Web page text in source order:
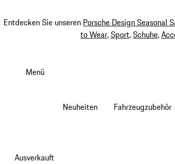
Entdecken Sie unseren Porsche Design Seasonal
to Wear,Sport,Schuhe,
Hauptinhalt
Menü
Neuheiten Fahrzeugzubehör
Ausverkauft